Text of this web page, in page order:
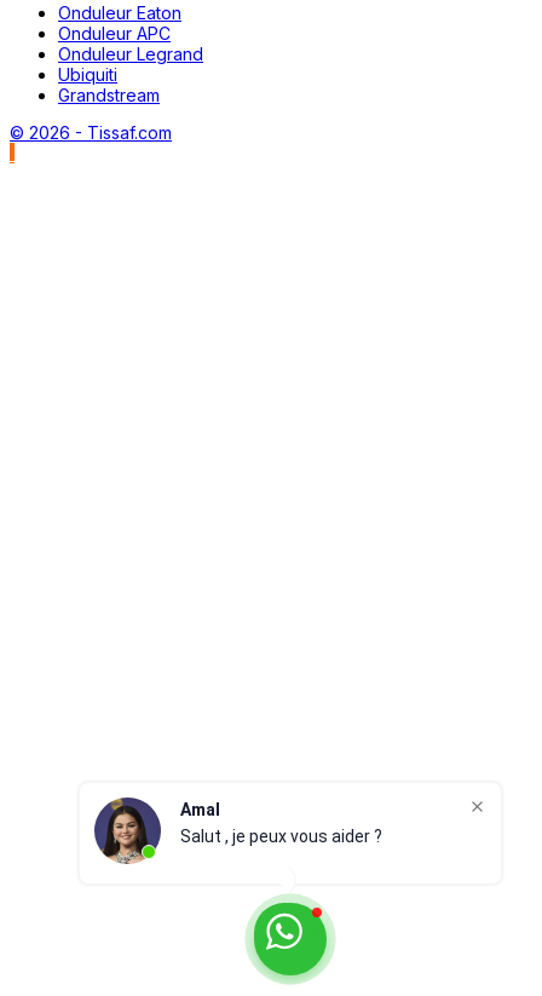
Amal
Salut , je peux vous aider ?
Onduleur Eaton
Onduleur APC
Onduleur Legrand
Ubiquiti
Grandstream
© 2026 - Tissaf.com